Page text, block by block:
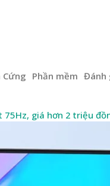
Cứng Phần mềm Đánh
75Hz, giá hơn 2 triệu